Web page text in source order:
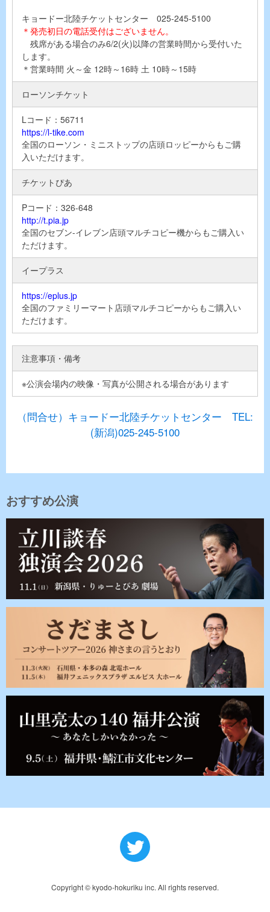
キョードー北陸チケットセンター 025-245-5100
＊発売初日の電話受付はございません。
残席がある場合のみ6/2(火)以降の営業時間から受付いた
します。
＊営業時間 火～金 12時～16時 土 10時～15時
ローソンチケット
Lコード：56711
https://l-tike.com
全国のローソン・ミニストップの店頭ロッピーからもご購
入いただけます。
チケットぴあ
Pコード：326-648
http://t.pia.jp
全国のセブン-イレブン店頭マルチコピー機からもご購入い
ただけます。
イープラス
https://eplus.jp
全国のファミリーマート店頭マルチコピーからもご購入い
ただけます。
注意事項・備考
※公演会場内の映像・写真が公開される場合があります
（問合せ）キョードー北陸チケットセンター TEL:
(新潟)025-245-5100
おすすめ公演
Copyright © kyodo-hokuriku inc. All rights reserved.